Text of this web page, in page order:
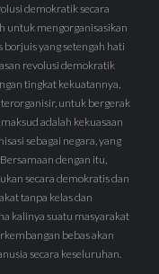
demokratik secara
untuk mengorganisasikan
yang setengah hati
revolusi demokratik
tingkat kekuatannya,
untuk bergerak
adalah kekuasaan
sebagai negara, yang
dengan itu,
secara demokratis dan
tanpa kelas dan
kalinya suatu masyarakat
bebas akan
secara keseluruhan.